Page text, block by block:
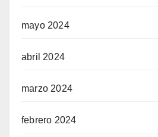
mayo 2024
abril 2024
marzo 2024
febrero 2024